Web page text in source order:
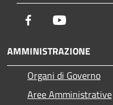
Facebook
AMMINISTRAZIONE
Organi di Governo
Aree Amministrative